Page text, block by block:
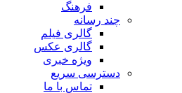
فرهنگ
چند رسانه
گالری فیلم
گالری عکس
ویژه خبری
دسترسی سریع
تماس با ما